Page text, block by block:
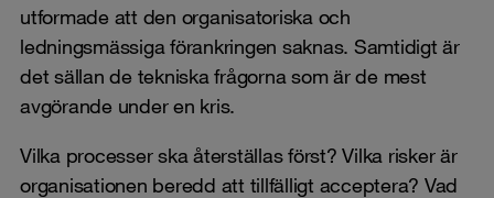
utformade att den organisatoriska och
ledningsmässiga förankringen saknas. Samtidigt är
det sällan de tekniska frågorna som är de mest
avgörande under en kris.
Vilka processer ska återställas först? Vilka risker är
organisationen beredd att tillfälligt acceptera? Vad